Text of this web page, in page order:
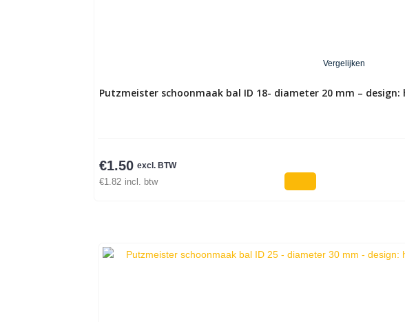
Vergelijken
Putzmeister schoonmaak bal ID 18- diameter 20 mm – design:
€1.50 excl. BTW
€1.82 incl. btw